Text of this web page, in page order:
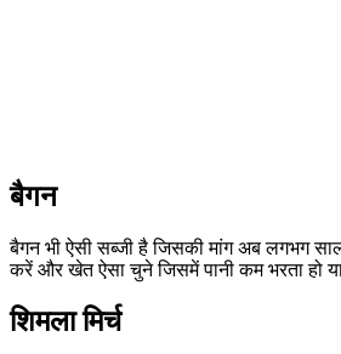
बैगन
बैगन भी ऐसी सब्जी है जिसकी मांग अब लगभग
करें और खेत ऐसा चुने जिसमें पानी कम भरता हो
शिमला मिर्च